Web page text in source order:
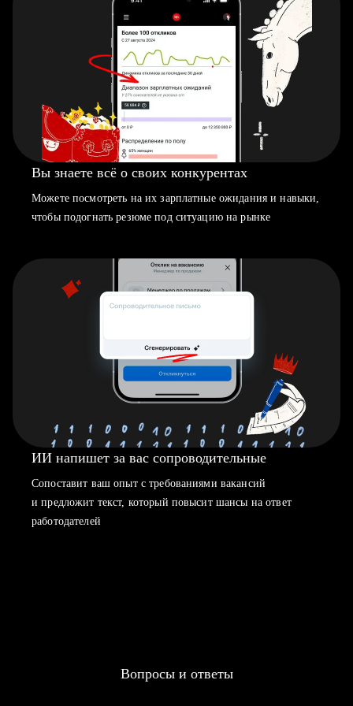
Вы знаете всё о своих конкурентах
Можете посмотреть на их зарплатные ожидания и навыки,
чтобы подогнать резюме под ситуацию на рынке
ИИ напишет за вас сопроводительные
Сопоставит ваш опыт с требованиями вакансий
и предложит текст, который повысит шансы на ответ
работодателей
Вопросы и ответы